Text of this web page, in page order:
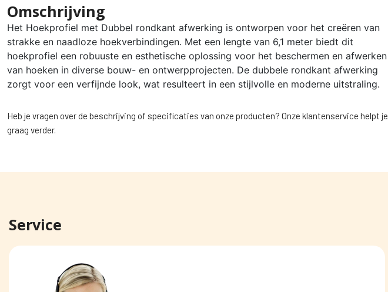
Omschrijving
Het Hoekprofiel met Dubbel rondkant afwerking is ontworpen voor het creëren van
strakke en naadloze hoekverbindingen. Met een lengte van 6,1 meter biedt dit
hoekprofiel een robuuste en esthetische oplossing voor het beschermen en afwerken
van hoeken in diverse bouw- en ontwerpprojecten. De dubbele rondkant afwerking
zorgt voor een verfijnde look, wat resulteert in een stijlvolle en moderne uitstraling.
Heb je vragen over de beschrijving of specificaties van onze producten? Onze klantenservice helpt je
graag verder.
Service